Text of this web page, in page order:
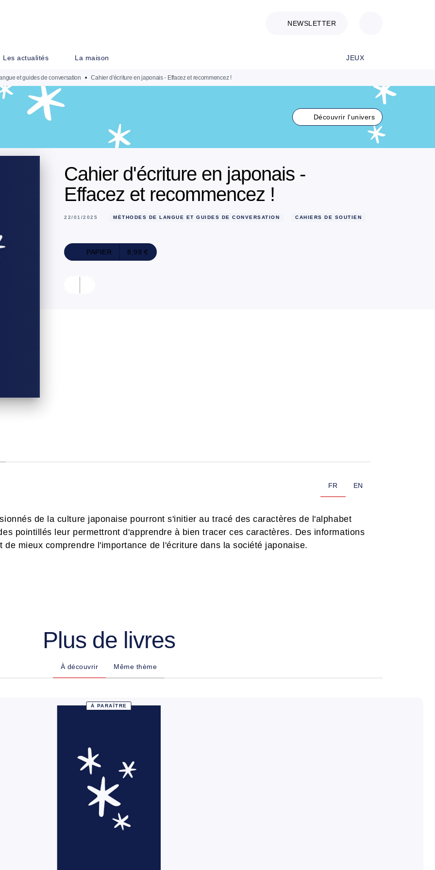
NEWSLETTER
Les actualités La maison JEUX
et guides de conversation • Cahier d'écriture en japonais - Effacez et recommencez !
Découvrir l'univers
Cahier d'écriture en japonais -
Effacez et recommencez !
22/01/2025 MÉTHODES DE LANGUE ET GUIDES DE CONVERSATION CAHIERS DE SOUTIEN
PAPIER 8,99 €
FR EN
de la culture japonaise pourront s'initier au tracé des caractères de l'alphabet
pointillés leur permettront d'apprendre à bien tracer ces caractères. Des informations
de mieux comprendre l'importance de l'écriture dans la société japonaise.
Plus de livres
À découvrir Même thème
À PARAÎTRE